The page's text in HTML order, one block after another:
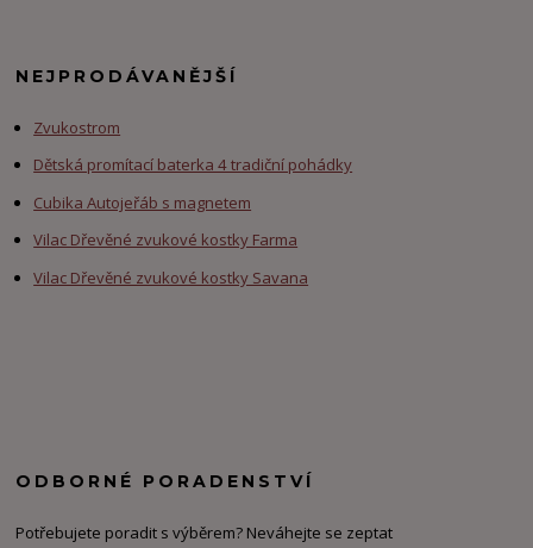
NEJPRODÁVANĚJŠÍ
Zvukostrom
Dětská promítací baterka 4 tradiční pohádky
Cubika Autojeřáb s magnetem
Vilac Dřevěné zvukové kostky Farma
Vilac Dřevěné zvukové kostky Savana
ODBORNÉ PORADENSTVÍ
Potřebujete poradit s výběrem? Neváhejte se zeptat